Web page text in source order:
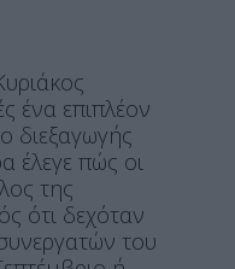
ένα επιπλέον
διεξαγωγής
έλεγε πώς οι
της
ότι δεχόταν
του